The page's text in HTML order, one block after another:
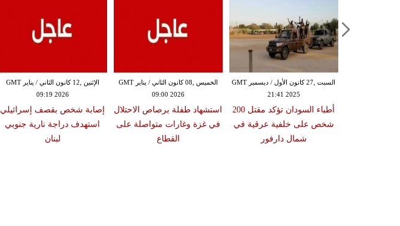
الإثنين ,12 كانون الثاني / يناير GMT
09:19 2026
إصابة شخص بقصف إسرائيلي
استهدف دراجة نارية جنوبي
لبنان
الخميس ,08 كانون الثاني / يناير GMT
09:00 2026
استشهاد طفلة برصاص الاحتلال
في غزة وغارات متواصلة على
القطاع
السبت ,27 كانون الأول / ديسمبر GMT
21:41 2025
أطباء السودان تؤكد مقتل 200
شخص على خلفية عرقية في
شمال دارفور